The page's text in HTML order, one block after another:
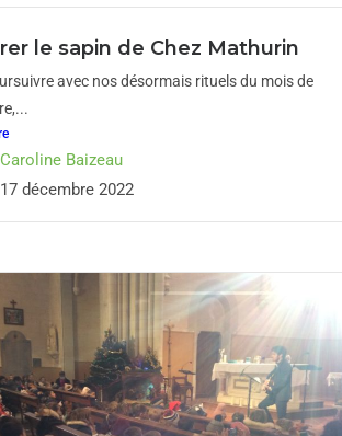
le sapin de Chez Mathurin
avec nos désormais rituels du mois de
Caroline Baizeau
17 décembre 2022